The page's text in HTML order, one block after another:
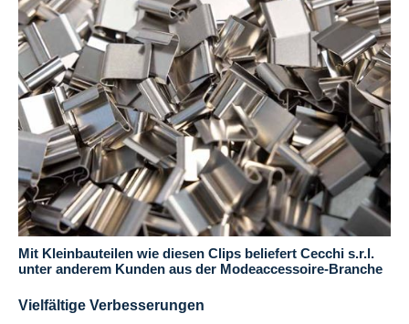
Mit Kleinbauteilen wie diesen Clips beliefert Cecchi s.r.l.
unter anderem Kunden aus der Modeaccessoire-Branche
Vielfältige Verbesserungen